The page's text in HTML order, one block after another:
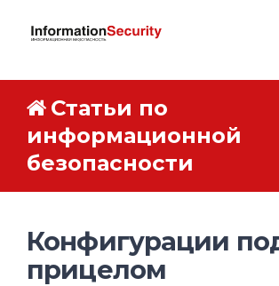
Статьи по
информационной
безопасности
Конфигурации
прицелом